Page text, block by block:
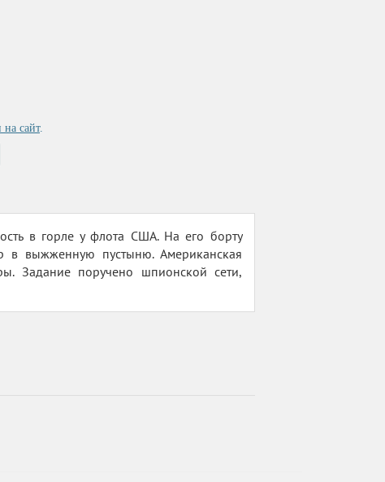
на сайт.
в горле у флота США. На его борту
в выжженную пустыню. Американская
Задание поручено шпионской сети,